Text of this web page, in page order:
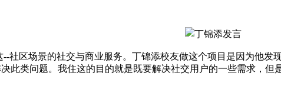
区场景的社交与商业服务。丁锦添校友做这个项目是因为他发
此类问题。我住这的目的就是既要解决社交用户的一些需求，但